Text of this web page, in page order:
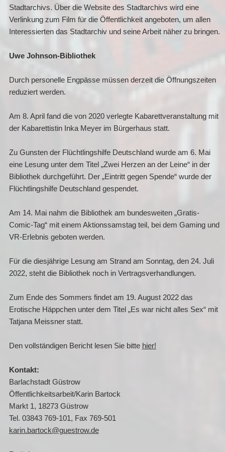
Stadtarchivs. Über die Website des Stadtarchivs wird eine
Verlinkung zum Film für die Öffentlichkeit angeboten, um allen
Interessierten das Stadtarchiv und seine Arbeit näher zu bringen.
Uwe Johnson-Bibliothek
Durch personelle Engpässe müssen derzeit die Öffnungszeiten
reduziert werden.
Am 8. April fand die von 2020 verlegte Kabarettveranstaltung mit
der Kabarettistin Inka Meyer im Bürgerhaus statt.
Zu Gunsten der Flüchtlingshilfe Deutschland wurde am 6. Mai
eine Lesung unter dem Titel „Zwei Herzen an der Leine“ in der
Bibliothek durchgeführt. Der „Eintritt gegen Spende“ wurde der
Flüchtlingshilfe Deutschland gespendet.
Am 14. Mai nahm die Bibliothek am bundesweiten „Gratis-
Comic-Tag“ mit einem Aktionssamstag teil, bei dem Gaming und
VR-Erlebnis geboten werden.
Für die diesjährige Lesung am Strand am Sonntag, den 24. Juli
2022, steht die Bibliothek noch in Vertragsverhandlungen.
Zum Ende des Sommers findet am 19. August 2022 das
Erotische Häppchen unter dem Titel „Es war nicht alles Sex“ mit
Tatjana Meissner statt.
Den vollständigen Bericht lesen Sie bitte hier!
Kontakt:
Barlachstadt Güstrow
Öffentlichkeitsarbeit/Karin Bartock
Markt 1, 18273 Güstrow
Tel. 03843 769-101, Fax 769-501
karin.bartock@guestrow.de